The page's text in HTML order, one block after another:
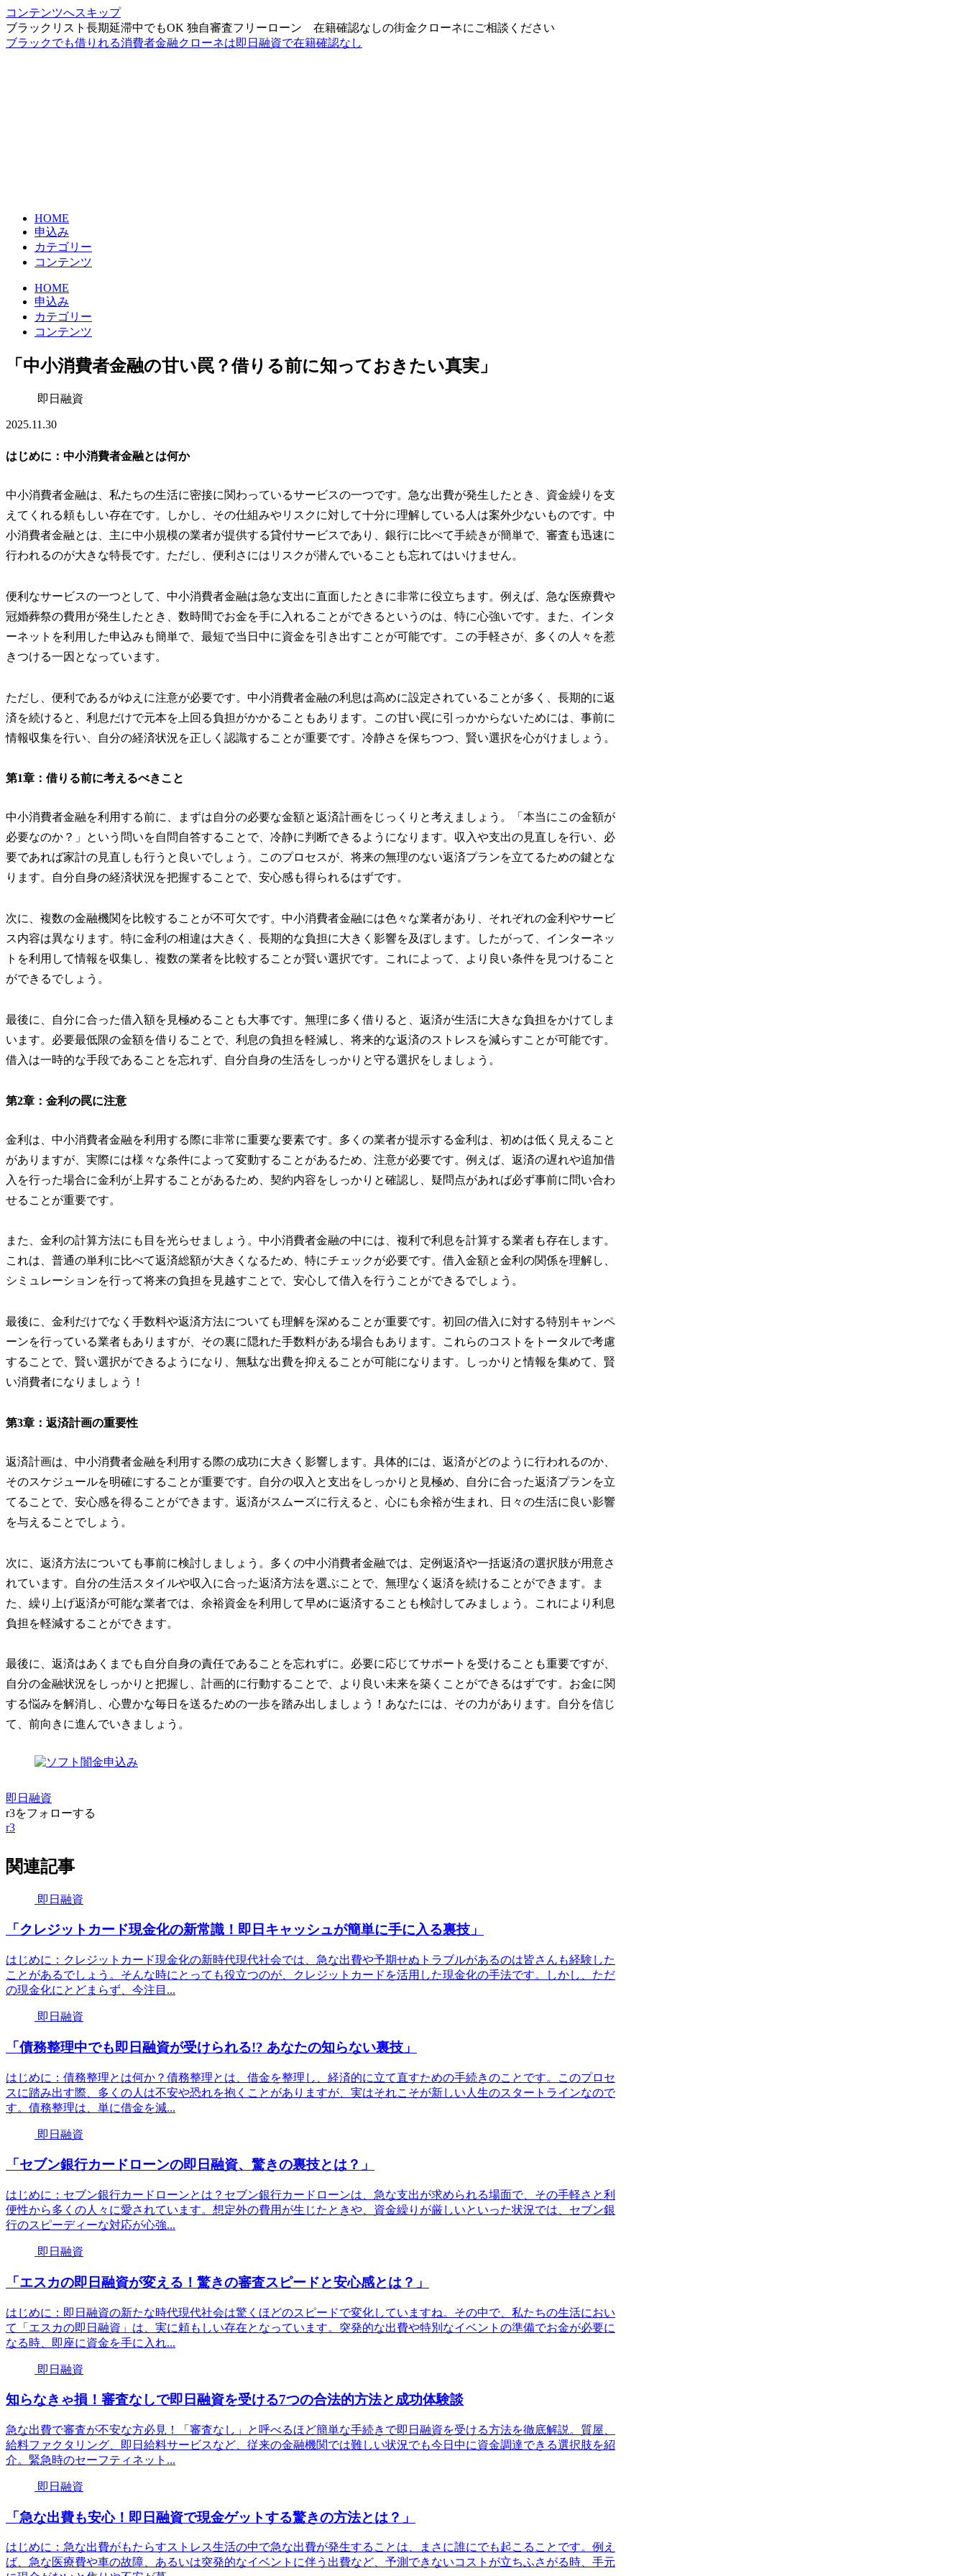
コンテンツへスキップ
ブラックリスト長期延滞中でもOK 独自審査フリーローン 在籍確認なしの街金クローネにご相談ください
ブラックでも借りれる消費者金融クローネは即日融資で在籍確認なし
HOME
申込み
カテゴリー
コンテンツ
HOME
申込み
カテゴリー
コンテンツ
「中小消費者金融の甘い罠？借りる前に知っておきたい真実」
即日融資
2025.11.30
はじめに：中小消費者金融とは何か
中小消費者金融は、私たちの生活に密接に関わっているサービスの一つです。急な出費が発生したとき、資金繰りを支
えてくれる頼もしい存在です。しかし、その仕組みやリスクに対して十分に理解している人は案外少ないものです。中
小消費者金融とは、主に中小規模の業者が提供する貸付サービスであり、銀行に比べて手続きが簡単で、審査も迅速に
行われるのが大きな特長です。ただし、便利さにはリスクが潜んでいることも忘れてはいけません。
便利なサービスの一つとして、中小消費者金融は急な支出に直面したときに非常に役立ちます。例えば、急な医療費や
冠婚葬祭の費用が発生したとき、数時間でお金を手に入れることができるというのは、特に心強いです。また、インタ
ーネットを利用した申込みも簡単で、最短で当日中に資金を引き出すことが可能です。この手軽さが、多くの人々を惹
きつける一因となっています。
ただし、便利であるがゆえに注意が必要です。中小消費者金融の利息は高めに設定されていることが多く、長期的に返
済を続けると、利息だけで元本を上回る負担がかかることもあります。この甘い罠に引っかからないためには、事前に
情報収集を行い、自分の経済状況を正しく認識することが重要です。冷静さを保ちつつ、賢い選択を心がけましょう。
第1章：借りる前に考えるべきこと
中小消費者金融を利用する前に、まずは自分の必要な金額と返済計画をじっくりと考えましょう。「本当にこの金額が
必要なのか？」という問いを自問自答することで、冷静に判断できるようになります。収入や支出の見直しを行い、必
要であれば家計の見直しも行うと良いでしょう。このプロセスが、将来の無理のない返済プランを立てるための鍵とな
ります。自分自身の経済状況を把握することで、安心感も得られるはずです。
次に、複数の金融機関を比較することが不可欠です。中小消費者金融には色々な業者があり、それぞれの金利やサービ
ス内容は異なります。特に金利の相違は大きく、長期的な負担に大きく影響を及ぼします。したがって、インターネッ
トを利用して情報を収集し、複数の業者を比較することが賢い選択です。これによって、より良い条件を見つけること
ができるでしょう。
最後に、自分に合った借入額を見極めることも大事です。無理に多く借りると、返済が生活に大きな負担をかけてしま
います。必要最低限の金額を借りることで、利息の負担を軽減し、将来的な返済のストレスを減らすことが可能です。
借入は一時的な手段であることを忘れず、自分自身の生活をしっかりと守る選択をしましょう。
第2章：金利の罠に注意
金利は、中小消費者金融を利用する際に非常に重要な要素です。多くの業者が提示する金利は、初めは低く見えること
がありますが、実際には様々な条件によって変動することがあるため、注意が必要です。例えば、返済の遅れや追加借
入を行った場合に金利が上昇することがあるため、契約内容をしっかりと確認し、疑問点があれば必ず事前に問い合わ
せることが重要です。
また、金利の計算方法にも目を光らせましょう。中小消費者金融の中には、複利で利息を計算する業者も存在します。
これは、普通の単利に比べて返済総額が大きくなるため、特にチェックが必要です。借入金額と金利の関係を理解し、
シミュレーションを行って将来の負担を見越すことで、安心して借入を行うことができるでしょう。
最後に、金利だけでなく手数料や返済方法についても理解を深めることが重要です。初回の借入に対する特別キャンペ
ーンを行っている業者もありますが、その裏に隠れた手数料がある場合もあります。これらのコストをトータルで考慮
することで、賢い選択ができるようになり、無駄な出費を抑えることが可能になります。しっかりと情報を集めて、賢
い消費者になりましょう！
第3章：返済計画の重要性
返済計画は、中小消費者金融を利用する際の成功に大きく影響します。具体的には、返済がどのように行われるのか、
そのスケジュールを明確にすることが重要です。自分の収入と支出をしっかりと見極め、自分に合った返済プランを立
てることで、安心感を得ることができます。返済がスムーズに行えると、心にも余裕が生まれ、日々の生活に良い影響
を与えることでしょう。
次に、返済方法についても事前に検討しましょう。多くの中小消費者金融では、定例返済や一括返済の選択肢が用意さ
れています。自分の生活スタイルや収入に合った返済方法を選ぶことで、無理なく返済を続けることができます。ま
た、繰り上げ返済が可能な業者では、余裕資金を利用して早めに返済することも検討してみましょう。これにより利息
負担を軽減することができます。
最後に、返済はあくまでも自分自身の責任であることを忘れずに。必要に応じてサポートを受けることも重要ですが、
自分の金融状況をしっかりと把握し、計画的に行動することで、より良い未来を築くことができるはずです。お金に関
する悩みを解消し、心豊かな毎日を送るための一歩を踏み出しましょう！あなたには、その力があります。自分を信じ
て、前向きに進んでいきましょう。
即日融資
r3をフォローする
r3
関連記事
即日融資
「クレジットカード現金化の新常識！即日キャッシュが簡単に手に入る裏技」
はじめに：クレジットカード現金化の新時代現代社会では、急な出費や予期せぬトラブルがあるのは皆さんも経験した
ことがあるでしょう。そんな時にとっても役立つのが、クレジットカードを活用した現金化の手法です。しかし、ただ
の現金化にとどまらず、今注目...
即日融資
「債務整理中でも即日融資が受けられる!? あなたの知らない裏技」
はじめに：債務整理とは何か？債務整理とは、借金を整理し、経済的に立て直すための手続きのことです。このプロセ
スに踏み出す際、多くの人は不安や恐れを抱くことがありますが、実はそれこそが新しい人生のスタートラインなので
す。債務整理は、単に借金を減...
即日融資
「セブン銀行カードローンの即日融資、驚きの裏技とは？」
はじめに：セブン銀行カードローンとは？セブン銀行カードローンは、急な支出が求められる場面で、その手軽さと利
便性から多くの人々に愛されています。想定外の費用が生じたときや、資金繰りが厳しいといった状況では、セブン銀
行のスピーディーな対応が心強...
即日融資
「エスカの即日融資が変える！驚きの審査スピードと安心感とは？」
はじめに：即日融資の新たな時代現代社会は驚くほどのスピードで変化していますね。その中で、私たちの生活におい
て「エスカの即日融資」は、実に頼もしい存在となっています。突発的な出費や特別なイベントの準備でお金が必要に
なる時、即座に資金を手に入れ...
即日融資
知らなきゃ損！審査なしで即日融資を受ける7つの合法的方法と成功体験談
急な出費で審査が不安な方必見！「審査なし」と呼べるほど簡単な手続きで即日融資を受ける方法を徹底解説。質屋、
給料ファクタリング、即日給料サービスなど、従来の金融機関では難しい状況でも今日中に資金調達できる選択肢を紹
介。緊急時のセーフティネット...
即日融資
「急な出費も安心！即日融資で現金ゲットする驚きの方法とは？」
はじめに：急な出費がもたらすストレス生活の中で急な出費が発生することは、まさに誰にでも起こることです。例え
ば、急な医療費や車の故障、あるいは突発的なイベントに伴う出費など、予測できないコストが立ちふさがる時、手元